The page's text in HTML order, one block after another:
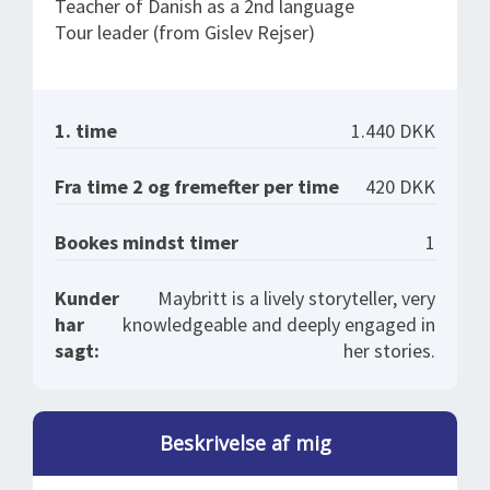
Teacher of Danish as a 2nd language
Tour leader (from Gislev Rejser)
1. time 1.440 DKK
Fra time 2 og fremefter per time 420 DKK
Bookes mindst timer 1
Kunder
har
sagt:
Maybritt is a lively storyteller, very
knowledgeable and deeply engaged in
her stories.
Beskrivelse af mig